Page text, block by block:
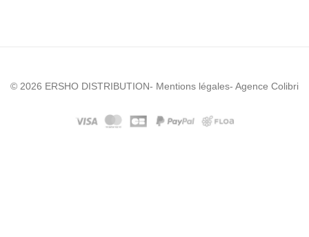
© 2026 ERSHO DISTRIBUTION- Mentions légales- Agence Colibri